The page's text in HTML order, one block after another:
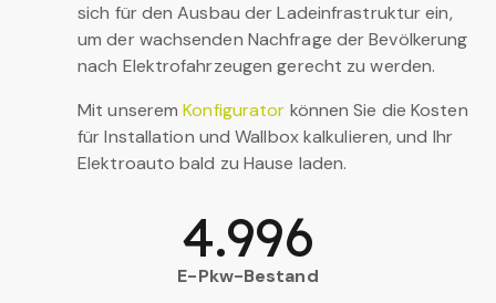
sich für den Ausbau der Ladeinfrastruktur ein,
um der wachsenden Nachfrage der Bevölkerung
nach Elektrofahrzeugen gerecht zu werden.
Mit unseremKonfigurator können Sie die Kosten
für Installation und Wallbox kalkulieren, und Ihr
Elektroauto bald zu Hause laden.
E-Pkw-Bestand
4.996